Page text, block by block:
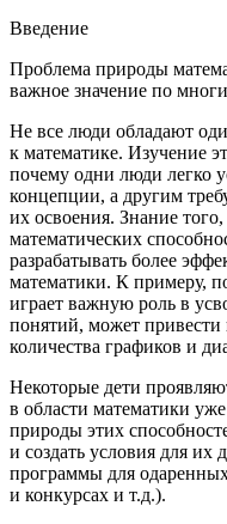
Введение
Проблема природы
важное значение по
Не все люди обладают
к математике. Изучение
почему одни люди легко
концепции, а другим
их освоения. Знание
математических
разрабатывать более
математики. К примеру,
играет важную роль в
понятий, может
количества графиков и
Некоторые дети
в области математики
природы этих
и создать условия для их
программы для
и конкурсах и т.д.).